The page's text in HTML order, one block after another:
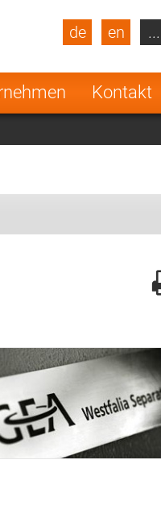
Kontakt
de en
Turkey
Netherlands
...